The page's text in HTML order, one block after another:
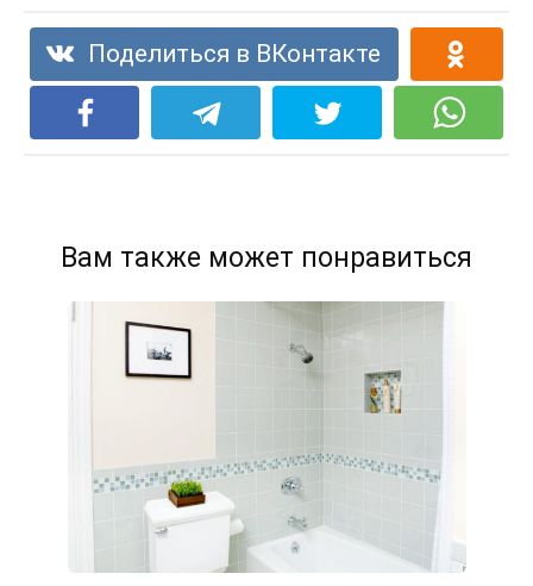
Поделиться в ВКонтакте
Вам также может понравиться